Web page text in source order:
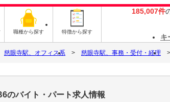
職種から探す 特徴から探す
185,007件
キ
慈眼寺駅、オフィス系 慈眼寺駅、事務・受付・経理
のバイト・パート求人情報